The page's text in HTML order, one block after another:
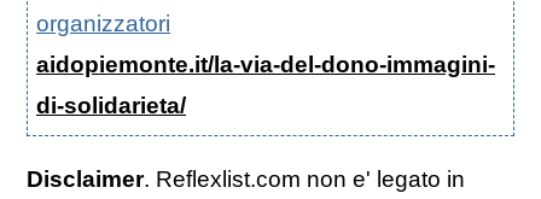
organizzatori
aidopiemonte.it/la-via-del-dono-immagini-
di-solidarieta/
Disclaimer. Reflexlist.com non e' legato in